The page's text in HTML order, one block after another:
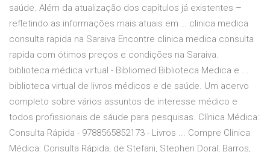
saúde. Além da atualização dos capítulos já existentes –
refletindo as informações mais atuais em … clinica medica
consulta rapida na Saraiva Encontre clinica medica consulta
rapida com ótimos preços e condições na Saraiva.
biblioteca médica virtual - Bibliomed Biblioteca Medica e ...
biblioteca virtual de livros médicos e de saúde. Um acervo
completo sobre vários assuntos de interesse médico e
todos profissionais de sáude para pesquisas. Clínica Médica:
Consulta Rápida - 9788565852173 - Livros ... Compre Clínica
Médica: Consulta Rápida, de Stefani, Stephen Doral, Barros,